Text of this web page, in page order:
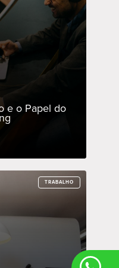
e o Papel do
TRABALHO
TRABALHO